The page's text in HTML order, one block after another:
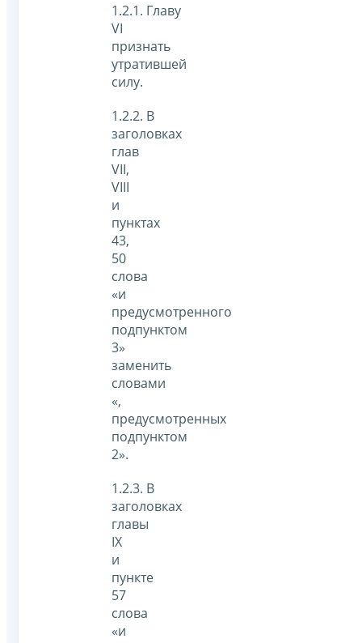
1.2.1. Главу
VI
признать
утратившей
силу.
1.2.2. В
заголовках
глав
VII,
VIII
и
пунктах
43,
50
слова
«и
предусмотренного
подпунктом
3»
заменить
словами
«,
предусмотренных
подпунктом
2».
1.2.3. В
заголовках
главы
IX
и
пункте
57
слова
«и